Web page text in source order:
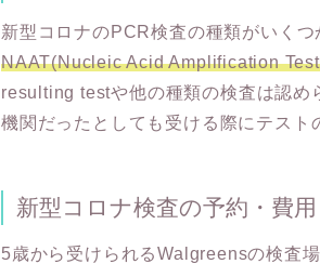
新型コロナのPCR検査の種類がいく
NAAT(Nucleic Acid Amplification
resulting testや他の種類の検査は認め
機関だったとしても受ける際にテスト
新型コロナ検査の予約・費用
5歳から受けられるWalgreensの検査